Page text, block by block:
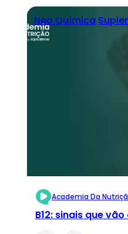
Neo Química
Academia Da
B12: sinais que